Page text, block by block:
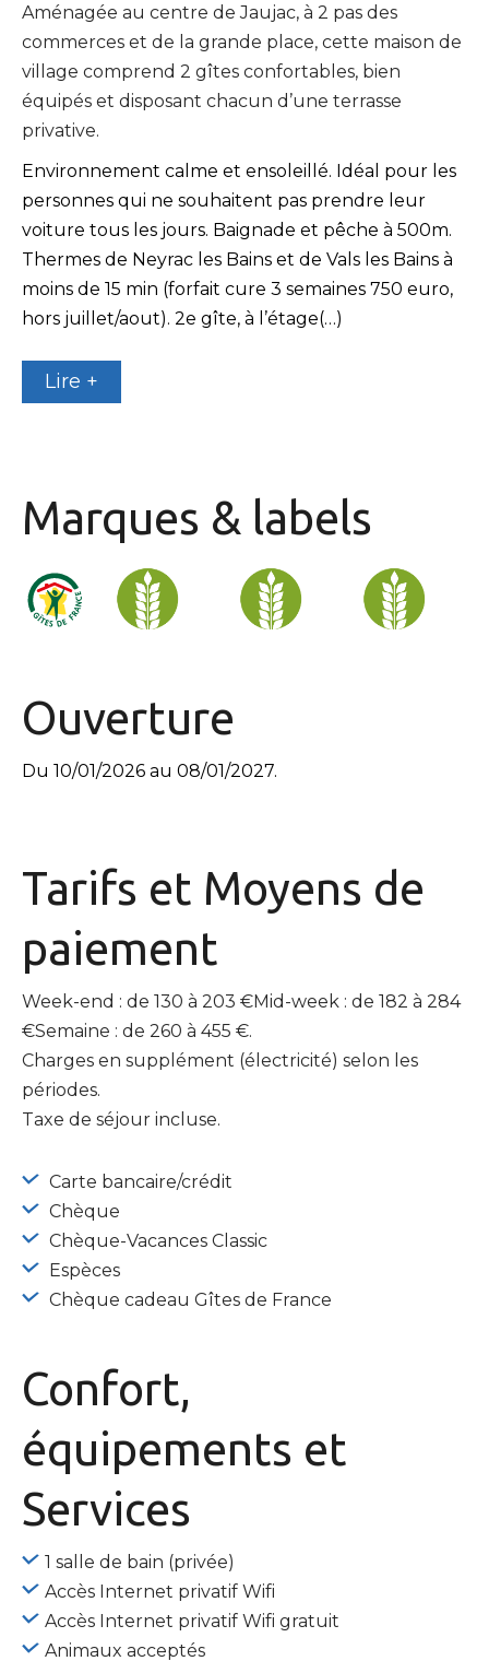
Aménagée au centre de Jaujac, à 2 pas des
commerces et de la grande place, cette maison de
village comprend 2 gîtes confortables, bien
équipés et disposant chacun d’une terrasse
privative.
Environnement calme et ensoleillé. Idéal pour les
personnes qui ne souhaitent pas prendre leur
voiture tous les jours. Baignade et pêche à 500m.
Thermes de Neyrac les Bains et de Vals les Bains à
moins de 15 min (forfait cure 3 semaines 750 euro,
hors juillet/aout). 2e gîte, à l’étage(…)
Lire +
Marques & labels
Ouverture
Du 10/01/2026 au 08/01/2027.
Tarifs et Moyens de
paiement
Week-end : de 130 à 203 €Mid-week : de 182 à 284
€Semaine : de 260 à 455 €.
Charges en supplément (électricité) selon les
périodes.
Taxe de séjour incluse.
Carte bancaire/crédit
Chèque
Chèque-Vacances Classic
Espèces
Chèque cadeau Gîtes de France
Confort,
équipements et
Services
1 salle de bain (privée)
Accès Internet privatif Wifi
Accès Internet privatif Wifi gratuit
Animaux acceptés